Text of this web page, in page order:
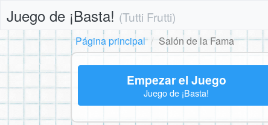
Juego de ¡Basta! (Tutti Frutti)
Página principal
Salón de la Fama
Empezar el Juego
Juego de ¡Basta!